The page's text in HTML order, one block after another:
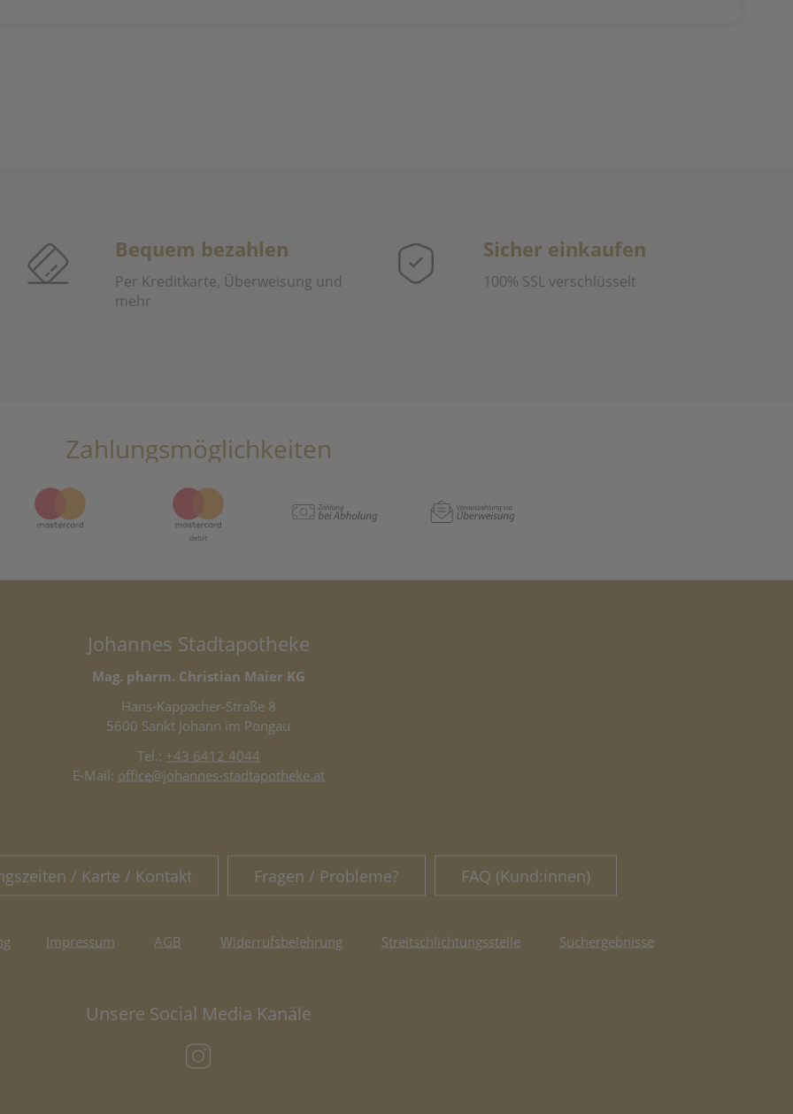
Bequem bezahlen
Per Kreditkarte, Überweisung und
mehr
Sicher einkaufen
100% SSL verschlüsselt
Zahlungsmöglichkeiten
Johannes Stadtapotheke
Mag. pharm. Christian Maier KG
Hans-Kappacher-Straße 8
5600 Sankt Johann im Pongau
Tel.: +43 6412 4044
E-Mail: office@johannes-stadtapotheke.at
/ Karte / Kontakt Fragen / Probleme? FAQ (Kund:innen)
Impressum AGB Widerrufsbelehrung Streitschlichtungsstelle Suchergebnisse
Unsere Social Media Kanäle